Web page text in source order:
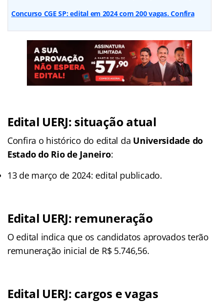
Concurso CGE SP: edital em 2024 com 200 vagas. Confira
Edital UERJ: situação atual
Confira o histórico do edital da Universidade do
Estado do Rio de Janeiro:
13 de março de 2024: edital publicado.
Edital UERJ: remuneração
O edital indica que os candidatos aprovados terão
remuneração inicial de R$ 5.746,56.
Edital UERJ: cargos e vagas